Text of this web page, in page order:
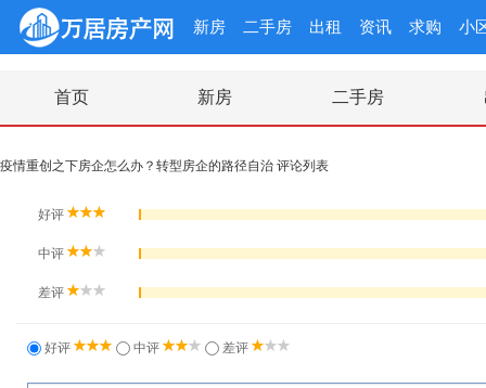
新房 二手房 出租 资讯 求购 小
首页 新房 二手房
疫情重创之下房企怎么办？转型房企的路径自治 评论列表
好评
中评
差评
好评 中评 差评